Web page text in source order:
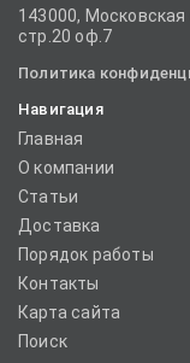
143000, Московская
стр.20 оф.7
Политика
Навигация
Главная
О компании
Статьи
Доставка
Порядок работы
Контакты
Карта сайта
Поиск